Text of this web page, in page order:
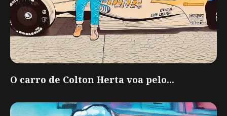
O carro de Colton Herta voa pelo...